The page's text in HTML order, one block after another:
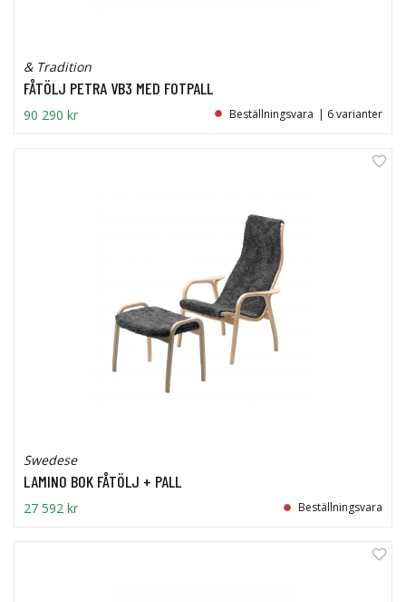
& Tradition
FÅTÖLJ PETRA VB3 MED FOTPALL
90 290 kr Beställningsvara | 6 varianter
Swedese
LAMINO BOK FÅTÖLJ + PALL
27 592 kr Beställningsvara